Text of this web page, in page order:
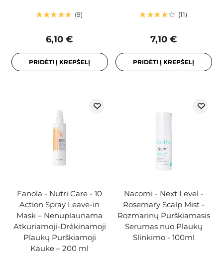
9
6,10 €
PRIDĖTI Į KREPŠELĮ
11
7,10 €
PRIDĖTI Į KREPŠELĮ
Fanola - Nutri Care - 10
Action Spray Leave-in
Mask – Nenuplaunama
Atkuriamoji-Drėkinamoji
Plaukų Purškiamoji
Kaukė – 200 ml
Nacomi - Next Level -
Rosemary Scalp Mist -
Rozmarinų Purškiamasis
Serumas nuo Plaukų
Slinkimo - 100ml